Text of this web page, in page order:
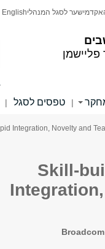
פליישמן
שער לסגל המנהליEnglish
| טפסים לסגל |
Skill-